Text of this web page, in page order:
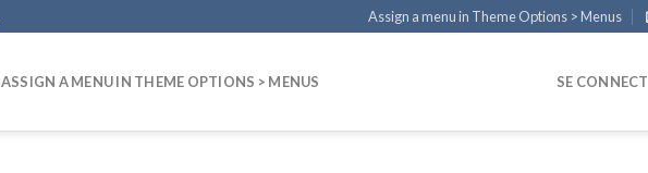
Assign a menu in Theme Options > Menus
ASSIGN A MENU IN THEME OPTIONS > MENUS SE